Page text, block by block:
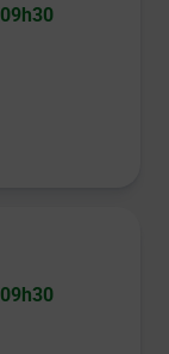
09h30
09h30